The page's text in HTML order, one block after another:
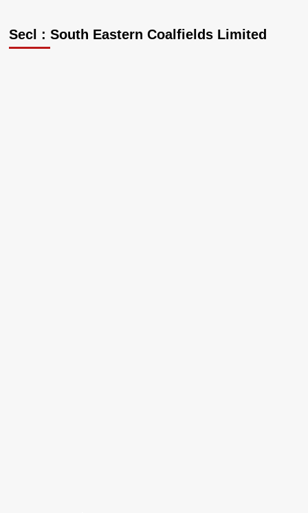
Secl : South Eastern Coalfields Limited